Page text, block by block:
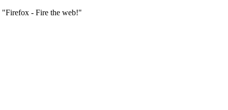
"Firefox - Fire the web!"